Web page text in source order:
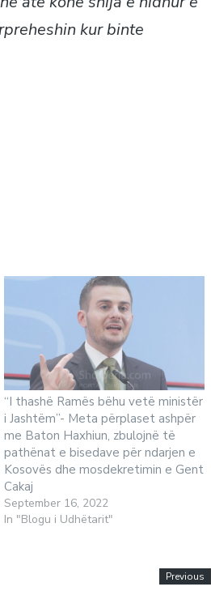
kur binte
“I thashë Ramës bëhu vetë ministër
i Jashtëm”- Meta përplaset ashpër
me Baton Haxhiun, zbulojnë të
pathënat e bisedave për ndarjen e
Kosovës dhe mosdekretimin e Gent
Cakaj
September 16, 2022
In "Blogu i Udhëtarit"
Previous